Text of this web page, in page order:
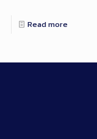
Read more